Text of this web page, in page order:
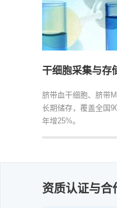
干细胞采集与存
脐带血干细胞、脐带
长期储存，覆盖全国
年增25%。
资质认证与合